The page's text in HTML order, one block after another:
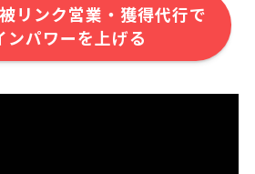
リンク営業・獲得代行で
ンパワーを上げる